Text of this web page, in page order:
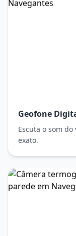
Geofone
Escuta o som
exato.